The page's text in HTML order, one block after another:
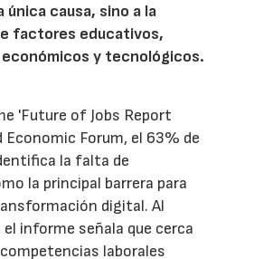
única causa, sino a la
factores educativos,
y tecnológicos.
'Future of Jobs Report
Economic Forum, el 63% de
la falta de
la principal barrera para
digital. Al
informe señala que cerca
laborales